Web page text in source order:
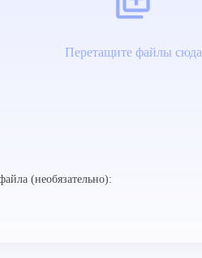
Перетащите файлы сюда
(необязательно):